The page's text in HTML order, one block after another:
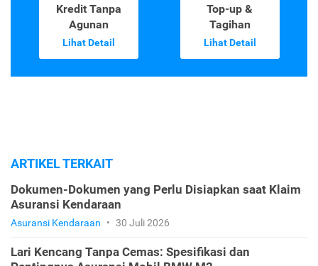
Kredit Tanpa
Agunan
Lihat Detail
Top-up &
Tagihan
Lihat Detail
ARTIKEL TERKAIT
Dokumen-Dokumen yang Perlu Disiapkan saat Klaim
Asuransi Kendaraan
Asuransi Kendaraan • 30 Juli 2026
Lari Kencang Tanpa Cemas: Spesifikasi dan